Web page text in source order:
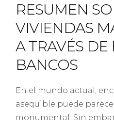
RESUMEN
VIVIENDAS
A TRAVÉS
BANCOS
En el mundo actual,
asequible puede
monumental. Sin